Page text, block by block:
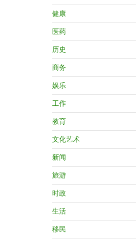
健康
医药
历史
商务
娱乐
工作
教育
文化艺术
新闻
旅游
时政
生活
移民